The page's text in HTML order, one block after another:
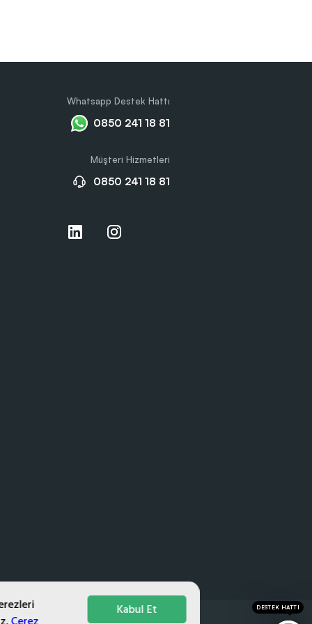
Kabul Et
Whatsapp Destek Hattı
0850 241 18 81
Müşteri Hizmetleri
0850 241 18 81
DESTEK HATTI